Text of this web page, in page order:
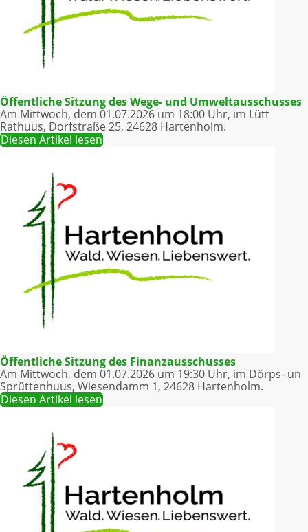
Öffentliche Sitzung des Wege- und Umweltausschusses
Am Mittwoch, dem 01.07.2026 um 18:00 Uhr, im Lütt
Rathuus, Dorfstraße 25, 24628 Hartenholm.
Diesen Artikel lesen
Öffentliche Sitzung des Finanzausschusses
Am Mittwoch, dem 01.07.2026 um 19:30 Uhr, im Dörps- un
Sprüttenhuus, Wiesendamm 1, 24628 Hartenholm.
Diesen Artikel lesen